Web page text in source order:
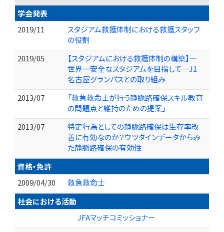
学会発表
2019/11
スタジアム救護体制における救護スタッフ
の役割
2019/05
【スタジアムにおける救護体制の構築】―
世界一安全なスタジアムを目指して―J1
名古屋グランパスとの取り組み
2013/07
「救急救命士が行う静脈路確保スキル教育
の問題点と維持のための提案」
2013/07
特定行為としての静脈路確保は生存率改
善に有効なのか？ウツタインデータからみ
た静脈路確保の有効性
資格・免許
2009/04/30
救急救命士
社会における活動
JFAマッチコミッショナー